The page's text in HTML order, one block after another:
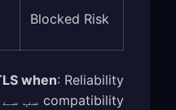
Blocked Risk
when
compatibility سب سے اہم ہوں